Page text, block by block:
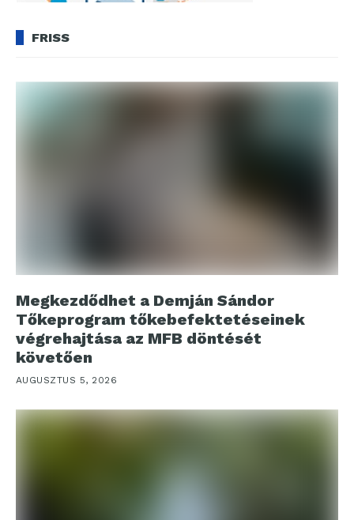
FRISS
Megkezdődhet a Demján Sándor
Tőkeprogram tőkebefektetéseinek
végrehajtása az MFB döntését
követően
AUGUSZTUS 5, 2026